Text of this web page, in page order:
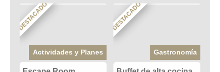
DESTACADO
Actividades y Planes
DESTACADO
Gastronomía